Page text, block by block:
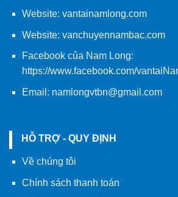
Website: vantainamlong.com
Website: vanchuyennambac.com
Facebook của Nam Long:
https://www.facebook.com/
Email: namlongvtbn@gmail.com
HỖ TRỢ - QUY ĐỊNH
Về chúng tôi
Chính sách thanh toán